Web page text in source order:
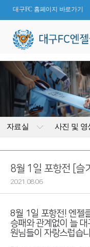
대구FC 홈페이지 바로가기
자료실 사진 및 영
8월 1일 포항전 [슬
2021.08.06
8월 1일 포항전! 엔젤
승패와 관계없이 늘 대
원님들이 자랑스럽습